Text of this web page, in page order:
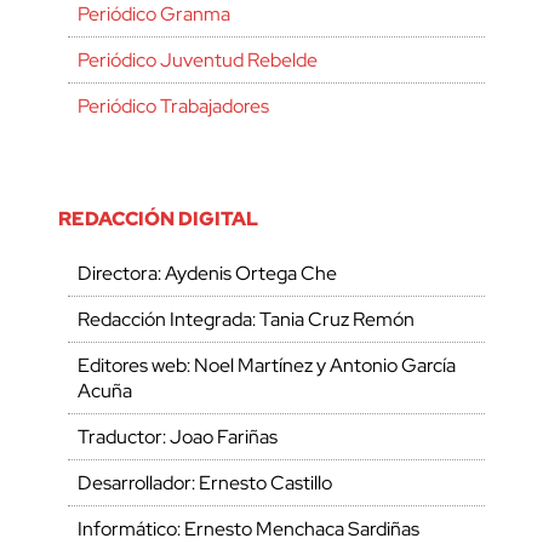
Periódico Granma
Periódico Juventud Rebelde
Periódico Trabajadores
REDACCIÓN DIGITAL
Directora: Aydenis Ortega Che
Redacción Integrada: Tania Cruz Remón
Editores web: Noel Martínez y Antonio García
Acuña
Traductor: Joao Fariñas
Desarrollador: Ernesto Castillo
Informático: Ernesto Menchaca Sardiñas